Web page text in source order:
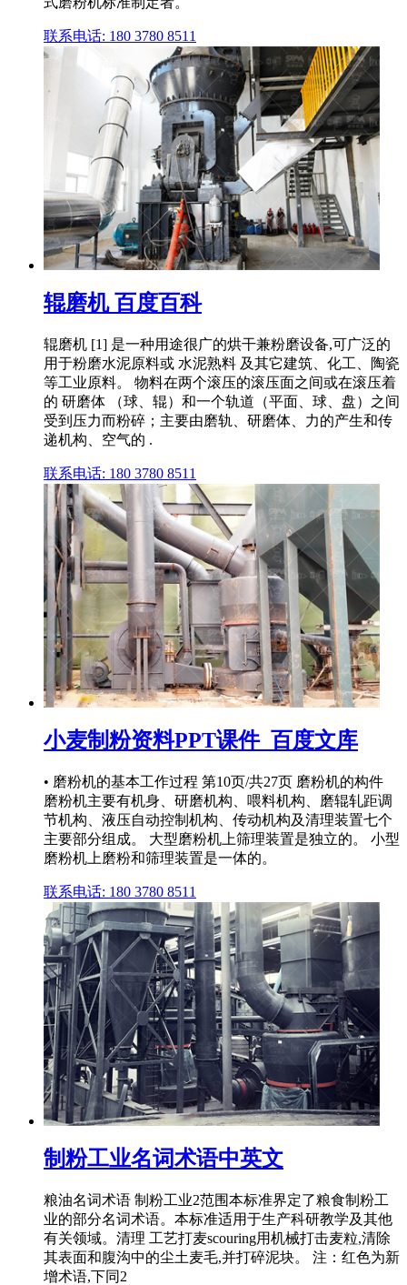
联系电话: 180 3780 8511
辊磨机 百度百科
辊磨机 [1] 是一种用途很广的烘干兼粉磨设备,可广泛的
用于粉磨水泥原料或 水泥熟料 及其它建筑、化工、陶瓷
等工业原料。 物料在两个滚压的滚压面之间或在滚压着
的 研磨体 （球、辊）和一个轨道（平面、球、盘）之间
受到压力而粉碎；主要由磨轨、研磨体、力的产生和传
递机构、空气的 .
联系电话: 180 3780 8511
小麦制粉资料PPT课件_百度文库
• 磨粉机的基本工作过程 第10页/共27页 磨粉机的构件
磨粉机主要有机身、研磨机构、喂料机构、磨辊轧距调
节机构、液压自动控制机构、传动机构及清理装置七个
主要部分组成。 大型磨粉机上筛理装置是独立的。 小型
磨粉机上磨粉和筛理装置是一体的。
联系电话: 180 3780 8511
制粉工业名词术语中英文
粮油名词术语 制粉工业2范围本标准界定了粮食制粉工
业的部分名词术语。本标准适用于生产科研教学及其他
有关领域。清理 工艺打麦scouring用机械打击麦粒,清除
其表面和腹沟中的尘土麦毛,并打碎泥块。 注：红色为新
增术语,下同2